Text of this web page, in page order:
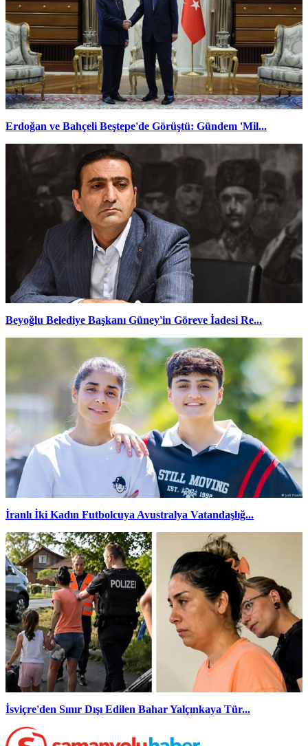
Erdoğan ve Bahçeli Beştepe'de Görüştü: Gündem 'Mil...
Beyoğlu Belediye Başkanı Güney'in Göreve İadesi Re...
İranlı İki Kadın Futbolcuya Avustralya Vatandaşlığ...
İsviçre'den Sınır Dışı Edilen Bahar Yalçınkaya Tür...